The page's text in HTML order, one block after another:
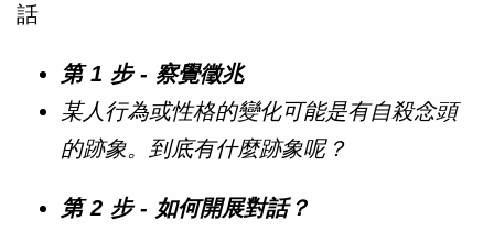
話
第 1 步 - 察覺徵兆
某人行為或性格的變化可能是有自殺念頭
的跡象。到底有什麼跡象呢？
第 2 步 - 如何開展對話？